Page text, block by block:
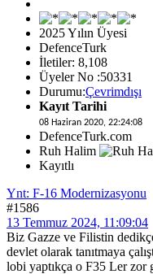
2025 Yılın Üyesi
DefenceTurk
İletiler: 8,108
Üyeler No :50331
Durumu:Çevrimdışı
Kayıt Tarihi
08 Haziran 2020, 22:24:08
DefenceTurk.com
Ruh Halim
Kayıtlı
Ynt: F-16 Modernizasyonu
#1586
13 Temmuz 2024, 11:09:04
Biz Gazze ve Filistin
devlet olarak tanıtmaya
lobi yaptıkça o F35 Ler zor